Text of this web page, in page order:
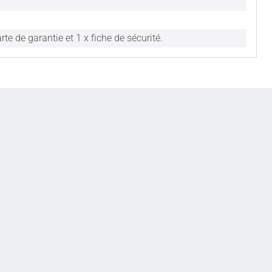
de garantie et 1 x fiche de sécurité.